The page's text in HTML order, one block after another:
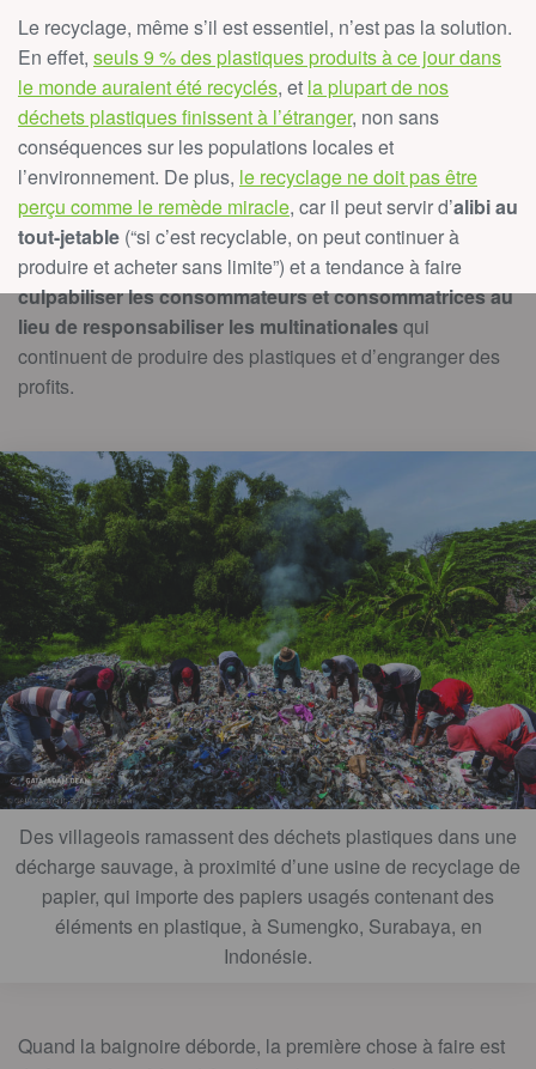
Le recyclage, même s’il est essentiel, n’est pas la solution.
En effet, seuls 9 % des plastiques produits à ce jour dans
le monde auraient été recyclés, et la plupart de nos
déchets plastiques finissent à l’étranger, non sans
conséquences sur les populations locales et
l’environnement. De plus, le recyclage ne doit pas être
perçu comme le remède miracle, car il peut servir d’alibi au
tout-jetable (“si c’est recyclable, on peut continuer à
produire et acheter sans limite”) et a tendance à faire
culpabiliser les consommateurs et consommatrices au
lieu de responsabiliser les multinationales qui
continuent de produire des plastiques et d’engranger des
profits.
Des villageois ramassent des déchets plastiques dans une
décharge sauvage, à proximité d’une usine de recyclage de
papier, qui importe des papiers usagés contenant des
éléments en plastique, à Sumengko, Surabaya, en
Indonésie.
Quand la baignoire déborde, la première chose à faire est